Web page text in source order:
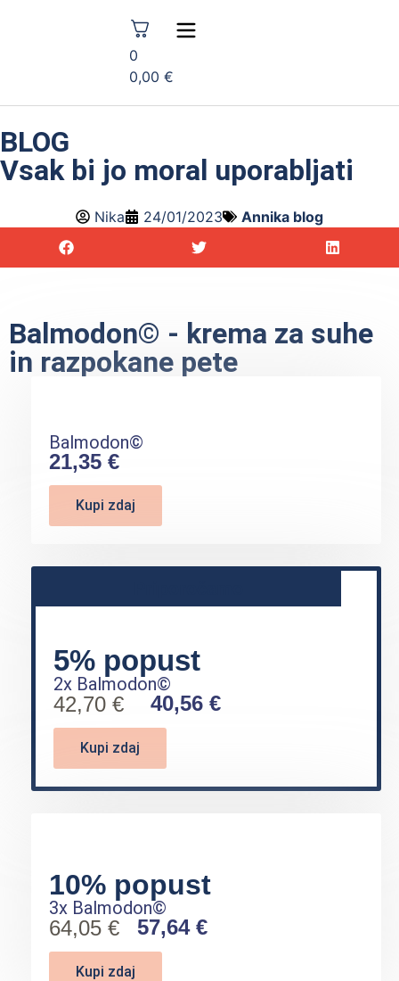
0
0,00 €
BLOG
Vsak bi jo moral uporabljati
Nika 24/01/2023 Annika blog
Balmodon© - krema za suhe
in razpokane pete
Balmodon©
21,35 €
Kupi zdaj
5% popust
2x Balmodon©
42,70 € 40,56 €
Kupi zdaj
10% popust
3x Balmodon©
64,05 € 57,64 €
Kupi zdaj